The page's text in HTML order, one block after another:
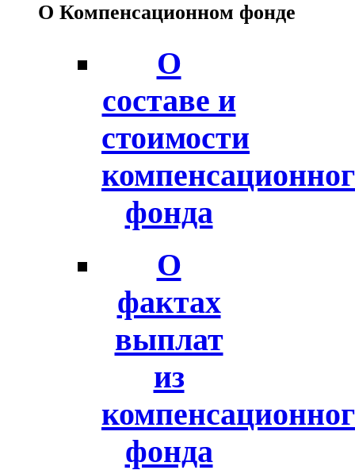
О Компенсационном фонде
О
составе и
стоимости
фонда
О
фактах
выплат
из
фонда